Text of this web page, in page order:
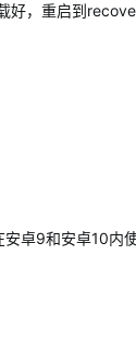
，重启到
卓9和安卓10内